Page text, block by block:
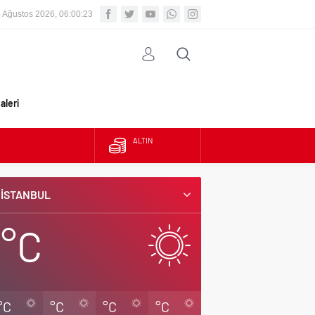
Ağustos 2026, 06:00:24
ALTIN
BIST
DOLAR
EURO
İSTANBUL
°C
°C °C °C